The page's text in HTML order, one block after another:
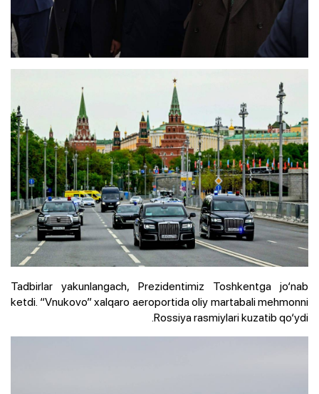
Tadbirlar yakunlangach, Prezidentimiz Toshkentga jo‘nab
ketdi. “Vnukovo” xalqaro aeroportida oliy martabali mehmonni
Rossiya rasmiylari kuzatib qo‘ydi.